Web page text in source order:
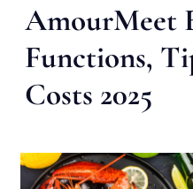
AmourMeet
Functions,
Costs 2025